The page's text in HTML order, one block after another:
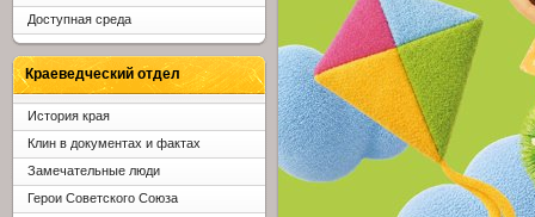
Доступная среда
Краеведческий отдел
История края
Клин в документах и фактах
Замечательные люди
Герои Советского Союза